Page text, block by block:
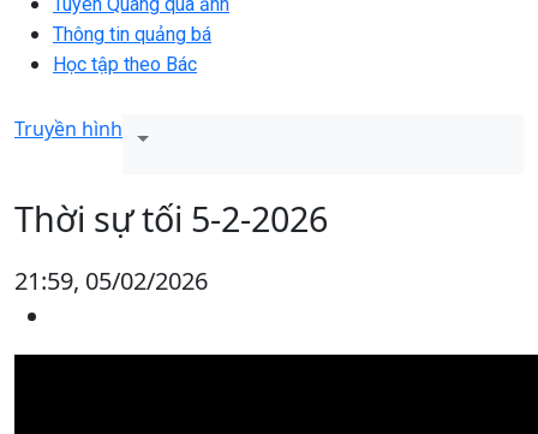
Thông tin quảng bá
Học tập theo Bác
Truyền hình
Thời sự tối 5-2-2026
21:59, 05/02/2026